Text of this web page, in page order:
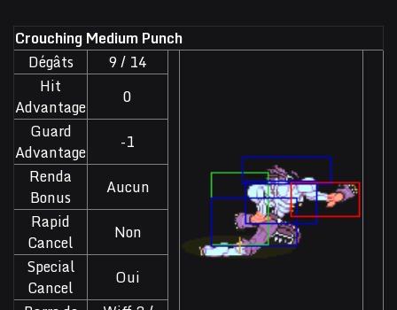
Crouching Medium Punch
Dégâts
9 / 14
Hit
Advantage
0
Guard
Advantage
-1
Renda
Bonus
Aucun
Rapid
Cancel
Non
Special
Cancel
Oui